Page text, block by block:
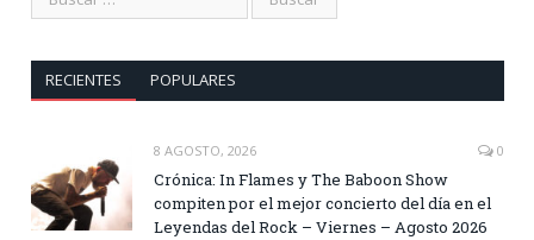
RECIENTES POPULARES
8 AGOSTO, 2026 0
Crónica: In Flames y The Baboon Show
compiten por el mejor concierto del día en el
Leyendas del Rock – Viernes – Agosto 2026